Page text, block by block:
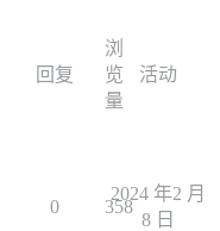
回复
浏
览
量
活动
0 358
2024 年2 月
8 日